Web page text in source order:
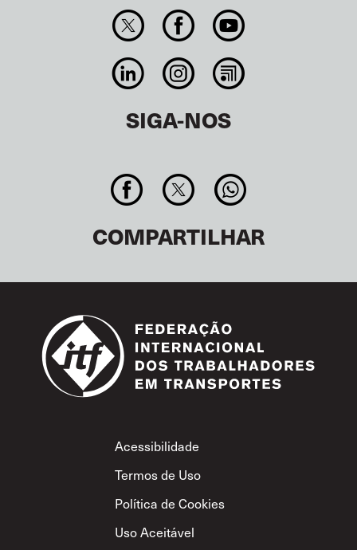
SIGA-NOS
COMPARTILHAR
Footer
Acessibilidade
Termos de Uso
Política de Cookies
Uso Aceitável